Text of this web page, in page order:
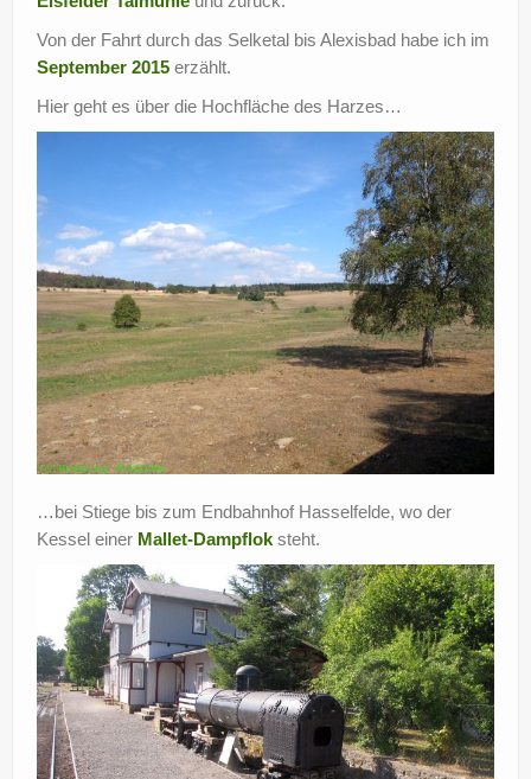
Von der Fahrt durch das Selketal bis Alexisbad habe ich im
September 2015 erzählt.
Hier geht es über die Hochfläche des Harzes…
…bei Stiege bis zum Endbahnhof Hasselfelde, wo der
Kessel einer Mallet-Dampflok steht.